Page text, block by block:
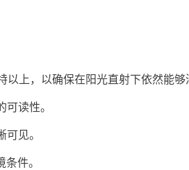
上，以确保在阳光直射下依然能够
读性。
见。
件。